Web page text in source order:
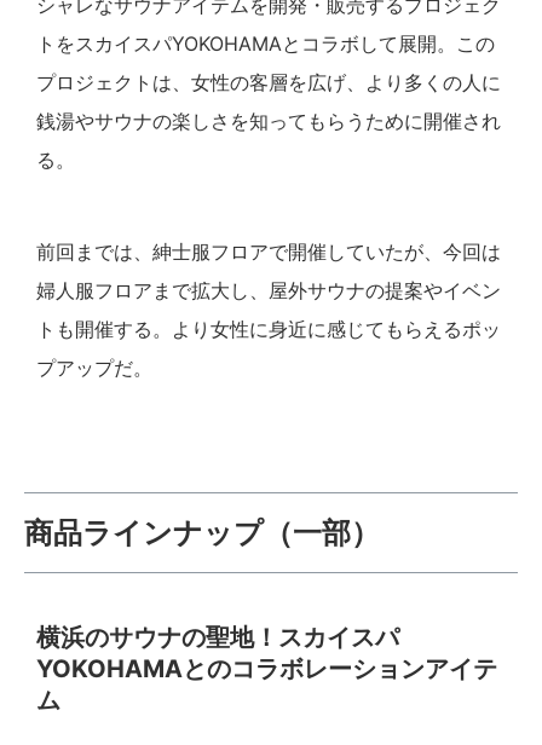
シャレなサウナアイテムを開発・販売するプロジェク
トをスカイスパYOKOHAMAとコラボして展開。この
プロジェクトは、女性の客層を広げ、より多くの人に
銭湯やサウナの楽しさを知ってもらうために開催され
る。
前回までは、紳士服フロアで開催していたが、今回は
婦人服フロアまで拡大し、屋外サウナの提案やイベン
トも開催する。より女性に身近に感じてもらえるポッ
プアップだ。
商品ラインナップ（一部）
横浜のサウナの聖地！スカイスパ
YOKOHAMAとのコラボレーションアイテ
ム